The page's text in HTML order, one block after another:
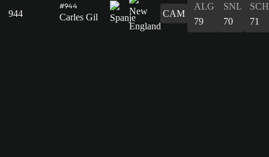
944
#944
Carles Gil CAM
ALG
79
SNL
70
SCH
71